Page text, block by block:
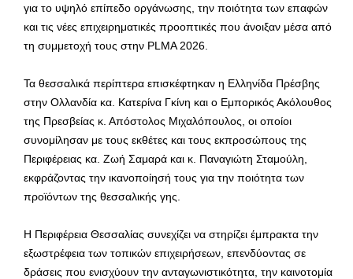
για το υψηλό επίπεδο οργάνωσης, την ποιότητα των επαφών
και τις νέες επιχειρηματικές προοπτικές που άνοιξαν μέσα από
τη συμμετοχή τους στην PLMA 2026.
Τα θεσσαλικά περίπτερα επισκέφτηκαν η Ελληνίδα Πρέσβης
στην Ολλανδία κα. Κατερίνα Γκίνη και ο Εμπορικός Ακόλουθος
της Πρεσβείας κ. Απόστολος Μιχαλόπουλος, οι οποίοι
συνομίλησαν με τους εκθέτες και τους εκπροσώπους της
Περιφέρειας κα. Ζωή Σαμαρά και κ. Παναγιώτη Σταμούλη,
εκφράζοντας την ικανοποίησή τους για την ποιότητα των
προϊόντων της θεσσαλικής γης.
Η Περιφέρεια Θεσσαλίας συνεχίζει να στηρίζει έμπρακτα την
εξωστρέφεια των τοπικών επιχειρήσεων, επενδύοντας σε
δράσεις που ενισχύουν την ανταγωνιστικότητα, την καινοτομία